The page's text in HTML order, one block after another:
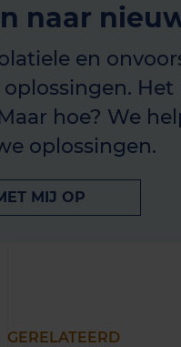
naar
en
hoe? We
oplossingen.
MIJ OP
GERELATEERD